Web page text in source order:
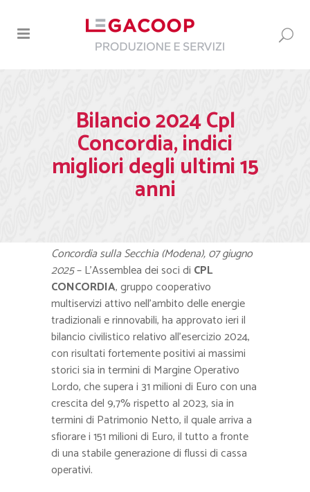
Bilancio 2024 Cpl
Concordia, indici
migliori degli ultimi 15
anni
Concordia sulla Secchia (Modena), 07 giugno
2025– L’Assemblea dei soci di CPL
CONCORDIA, gruppo cooperativo
multiservizi attivo nell’ambito delle energie
tradizionali e rinnovabili, ha approvato ieri il
bilancio civilistico relativo all’esercizio 2024,
con risultati fortemente positivi ai massimi
storici sia in termini di Margine Operativo
Lordo, che supera i 31 milioni di Euro con una
crescita del 9,7% rispetto al 2023, sia in
termini di Patrimonio Netto, il quale arriva a
sfiorare i 151 milioni di Euro, il tutto a fronte
di una stabile generazione di flussi di cassa
operativi.